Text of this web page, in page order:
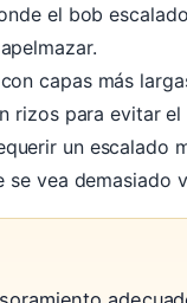
el bob
capas más
rizos para evitar el
un escalado
vea demasiado